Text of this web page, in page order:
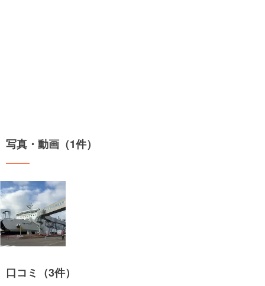
写真・動画（1件）
口コミ（3件）